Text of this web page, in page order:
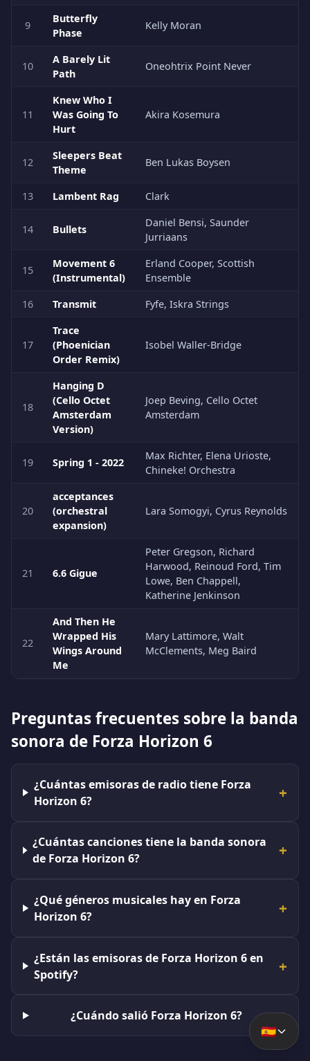
9
Butterfly
Phase
Kelly Moran
10
A Barely Lit
Path
Oneohtrix Point Never
11
Knew Who I
Was Going To
Hurt
Akira Kosemura
12
Sleepers Beat
Theme
Ben Lukas Boysen
13 Lambent Rag Clark
14 Bullets
Daniel Bensi, Saunder
Jurriaans
15
Movement 6
(Instrumental)
Erland Cooper, Scottish
Ensemble
16
Transmit Fyfe, Iskra Strings
17
Trace
(Phoenician
Order Remix)
Isobel Waller-Bridge
18
Hanging D
(Cello Octet
Amsterdam
Version)
Joep Beving, Cello Octet
Amsterdam
19 Spring 1 - 2022
Max Richter, Elena Urioste,
Chineke! Orchestra
20
acceptances
(orchestral
expansion)
Lara Somogyi, Cyrus Reynolds
21 6.6 Gigue
Peter Gregson, Richard
Harwood, Reinoud Ford, Tim
Lowe, Ben Chappell,
Katherine Jenkinson
22
And Then He
Wrapped His
Wings Around
Me
Mary Lattimore, Walt
McClements, Meg Baird
Preguntas frecuentes sobre la banda
sonora de Forza Horizon 6
¿Cuántas emisoras de radio tiene Forza
Horizon 6?
¿Cuántas canciones tiene la banda sonora
de Forza Horizon 6?
¿Qué géneros musicales hay en Forza
Horizon 6?
¿Están las emisoras de Forza Horizon 6 en
Spotify?
¿Cuándo salió Forza Horizon 6?
🇪🇸